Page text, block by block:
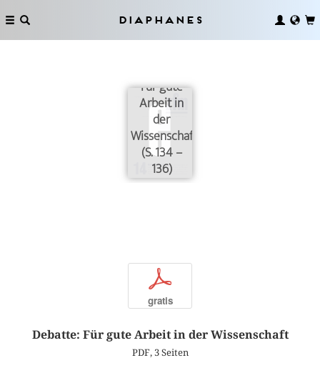
Diaphanes
Für gute
Arbeit in
der
Wissenschaft
(S. 134 –
136)
p
gratis
Debatte: Für gute Arbeit in der Wissenschaft
PDF, 3 Seiten